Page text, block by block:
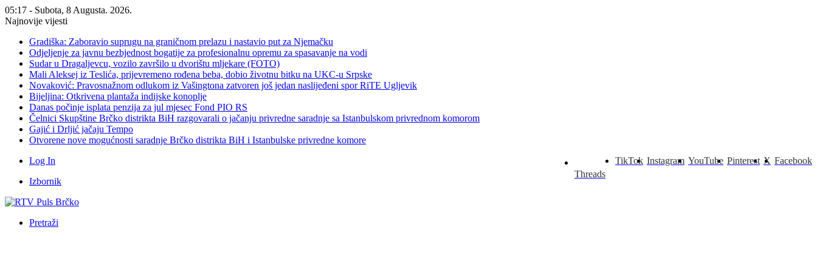
05:17 - Subota, 8 Augusta. 2026.
Najnovije vijesti
Gradiška: Zaboravio suprugu na graničnom prelazu i nastavio put za Njemačku
Odjeljenje za javnu bezbjednost bogatije za profesionalnu opremu za spasavanje na vodi
Sudar u Dragaljevcu, vozilo završilo u dvorištu mljekare (FOTO)
Mali Aleksej iz Teslića, prijevremeno rođena beba, dobio životnu bitku na UKC-u Srpske
Novaković: Pravosnažnom odlukom iz Vašingtona zatvoren još jedan naslijeđeni spor RiTE Ugljevik
Bijeljina: Otkrivena plantaža indijske konoplje
Danas počinje isplata penzija za jul mjesec Fond PIO RS
Čelnici Skupštine Brčko distrikta BiH razgovarali o jačanju privredne saradnje sa Istanbulskom privrednom komorom
Gajić i Drljić jačaju Tempo
Otvorene nove mogućnosti saradnje Brčko distrikta BiH i Istanbulske privredne komore
Facebook
X
Pinterest
YouTube
Instagram
TikTok
Threads
Log In
Izbornik
Pretraži